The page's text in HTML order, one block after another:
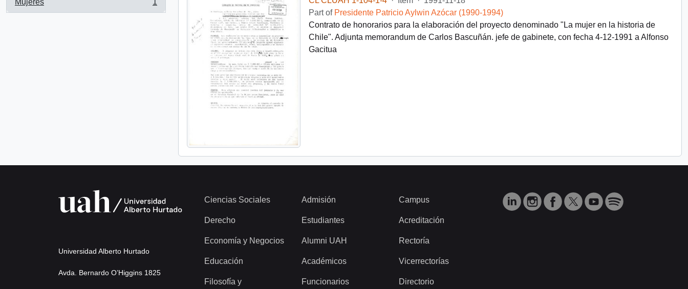
Mujeres
, 1 results
1
Part of Presidente Patricio Aylwin Azócar (1990-1994)
Contrato de honorarios para la elaboración del proyecto denominado "La mujer en la historia de
Chile". Adjunta memorandum de Carlos Bascuñán. jefe de gabinete, con fecha 4-12-1991 a Alfonso
Gacitua
Universidad Alberto Hurtado
Avda. Bernardo O’Higgins 1825
Ciencias Sociales
Derecho
Economía y Negocios
Educación
Filosofía y
Admisión
Estudiantes
Alumni UAH
Académicos
Funcionarios
Campus
Acreditación
Rectoría
Vicerrectorías
Directorio